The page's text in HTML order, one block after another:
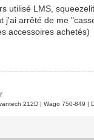
utilisé LMS,
j'ai arrêté de me
accessoires achetés)
212D | Wago 750-849 |